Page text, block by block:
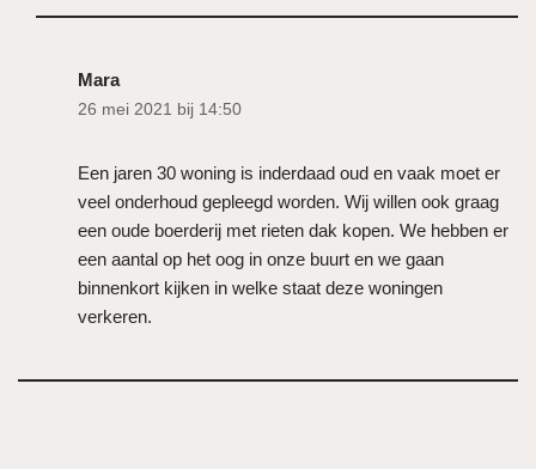
Mara
26 mei 2021 bij 14:50
Een jaren 30 woning is inderdaad oud en vaak moet er
veel onderhoud gepleegd worden. Wij willen ook graag
een oude boerderij met rieten dak kopen. We hebben er
een aantal op het oog in onze buurt en we gaan
binnenkort kijken in welke staat deze woningen
verkeren.